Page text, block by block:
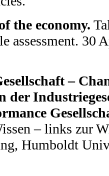
the economy.
assessment. 30
–
der
– links zur
Humboldt